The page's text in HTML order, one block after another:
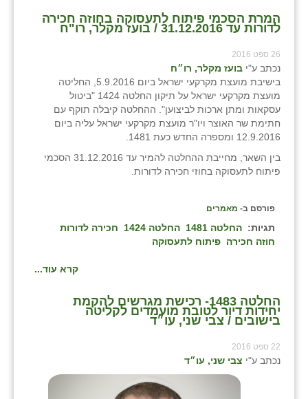
המרת הסכמי פיתוח לתעסוקה בחוזה חכירה
לדורות עד 31.12.2016 / בועז מקלר, רו"ח
26 ספט 2016
נכתב ע"י בועז מקלר, רו״ח
בישיבת מועצת מקרקעי ישראל ביום 5.9.2016, החליטה
מועצת מקרקעי ישראל על תיקון החלטה 1424 "ביטול
עסקאות ומתן ארכות לביצוען". ההחלטה קיבלה תוקף עם
חתימת שר האוצר ויו"ר מועצת מקרקעי ישראל עליה ביום
12.9.2016 ומספרה החדש כעת 1481.
בין השאר, מחייבת ההחלטה להמיר עד 31.12.2016 הסכמי
פיתוח לתעסוקה בחוזי חכירה לדורות.
פורסם ב- מאמרים
תגיות: החלטה 1481 החלטה 1424
חכירה לדורות
חוזה חכירה פיתוח לתעסוקה
קרא עוד...
החלטה 1483- רכישת מגרשים להקמת
יחידות דיור לטובת מועמדים לקליטה
בישובים / צבי שני, עו״ד
22 ספט 2016
נכתב ע"י צבי שני, עו״ד